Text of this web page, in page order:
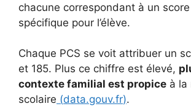
chacune correspondant à un score
spécifique pour l’élève.
Chaque PCS se voit attribuer un
et 185. Plus ce chiffre est élevé,
contexte familial est propice à la
scolaire (data.gouv.fr).